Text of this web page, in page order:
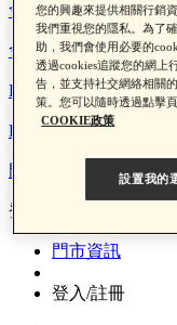
會員權益
會員制度
LINE綁定查點數
LINE Pay x 中信聯名
門市資訊
登入/註冊
門市資訊
登入/註冊
您的興趣來提供相關行銷
我們重視您的隱私。為了
助，我們會使用必要的
透過cookies追蹤您的網上
告，並支持社交網絡相關
策。您可以隨時透過點擊
COOKIE政策
設置我的